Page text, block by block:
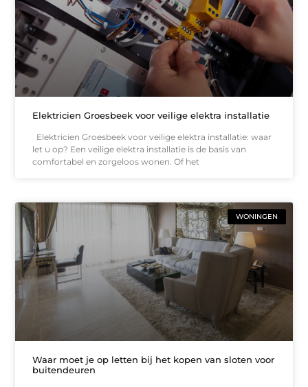
Elektricien Groesbeek voor veilige elektra installatie
Elektricien Groesbeek voor veilige elektra installatie: waar
let u op? Een veilige elektra installatie is de basis van
comfortabel en zorgeloos wonen. Of het
WONINGEN
Waar moet je op letten bij het kopen van sloten voor
buitendeuren